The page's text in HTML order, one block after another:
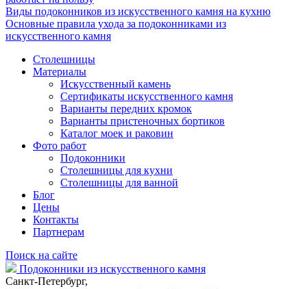
Виды подоконников из искусственного камня на кухню
Основные правила ухода за подоконниками из
искусственного камня
Столешницы
Материалы
Искусственный камень
Сертификаты искусственного камня
Варианты передних кромок
Варианты пристеночных бортиков
Каталог моек и раковин
Фото работ
Подоконники
Столешницы для кухни
Столешницы для ванной
Блог
Цены
Контакты
Партнерам
Поиск на сайте
Подоконники из искусственного камня
Санкт-Петербург,